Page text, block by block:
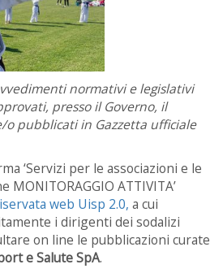
normativi e legislativi
presso il Governo, il
o pubblicati in Gazzetta ufficiale
‘Servizi per le associazioni e le
MONITORAGGIO ATTIVITA’
web Uisp 2.0, a cui
i dirigenti dei sodalizi
on line le pubblicazioni curate
e Salute SpA.